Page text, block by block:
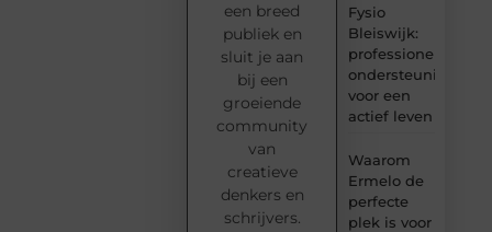
Fysio
Bleiswijk:
professionele
ondersteuning
voor een
actief leven
Waarom
Ermelo de
perfecte
plek is voor
een breed
publiek en
sluit je aan
bij een
groeiende
community
van
creatieve
denkers en
schrijvers.